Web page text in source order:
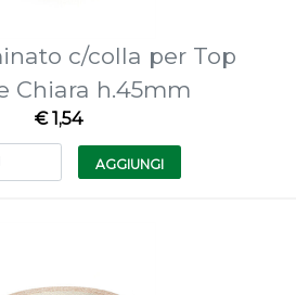
c/colla per Top
Chiara h.45mm
€ 1,54
Quantità
AGGIUNGI